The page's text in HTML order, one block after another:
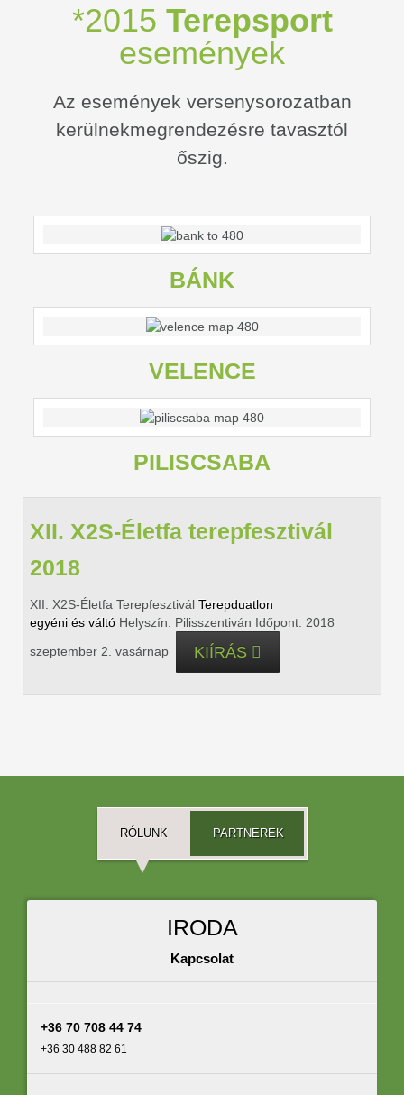
*2015 Terepsport
események
Az események versenysorozatban
kerülnekmegrendezésre tavasztól
őszig.
BÁNK
VELENCE
PILISCSABA
XII. X2S-Életfa terepfesztivál
2018
XII. X2S-Életfa Terepfesztivál Terepduatlon
egyéni és váltó Helyszín: Pilisszentiván Időpont. 2018
szeptember 2. vasárnap
KIÍRÁS
RÓLUNK PARTNEREK
IRODA
Kapcsolat
+36 70 708 44 74
+36 30 488 82 61